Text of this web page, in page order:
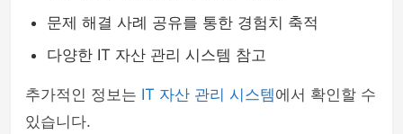
문제 해결 사례 공유를 통한 경험치 축적
다양한 IT 자산 관리 시스템 참고
추가적인 정보는 IT 자산 관리 시스템에서 확인할 수
있습니다.